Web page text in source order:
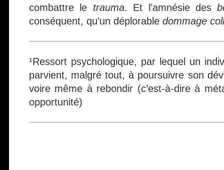
combattre le trauma. Et l’amnésie des
conséquent, qu’un déplorable dommage
¹Ressort psychologique, par lequel un
parvient, malgré tout, à poursuivre son
voire même à rebondir (c’est-à-dire à
opportunité)